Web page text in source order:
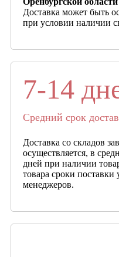
Доставка может быть
при условии наличии
7-14
Средний срок
Доставка со складов
осуществляется, в
дней при наличии
товара сроки
менеджеров.